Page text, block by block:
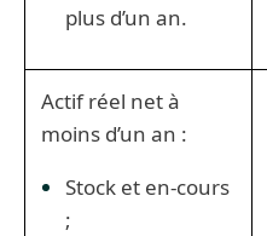
plus d’un an.
Actif réel net à
moins d’un an :
Stock et en-cours
;